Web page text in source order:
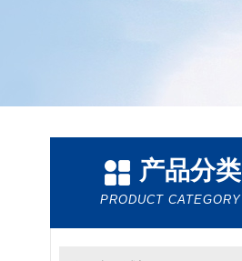
产品分类
PRODUCT CATEGORY